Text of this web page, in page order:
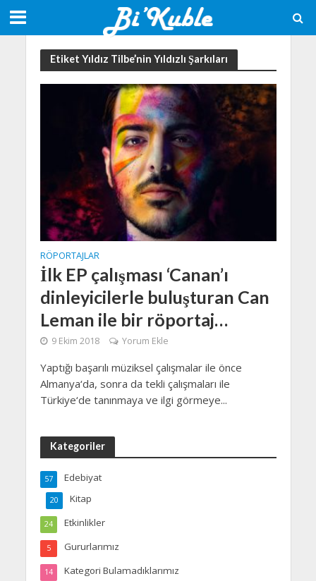
Etiket Yıldız Tilbe’nin Yıldızlı Şarkıları
RÖPORTAJLAR
İlk EP çalışması ‘Canan’ı
dinleyicilerle buluşturan Can
Leman ile bir röportaj…
9 Ekim 2018 Yorum Ekle
Yaptığı başarılı müziksel çalışmalar ile önce
Almanya‘da, sonra da tekli çalışmaları ile
Türkiye‘de tanınmaya ve ilgi görmeye...
Kategoriler
Edebiyat
57
Kitap
20
Etkinlikler
24
Gururlarımız
5
Kategori Bulamadıklarımız
14